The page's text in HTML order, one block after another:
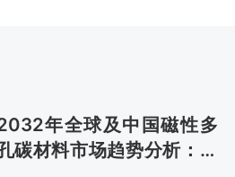
年全球及中国磁性多
碳材料市场趋势分析：全